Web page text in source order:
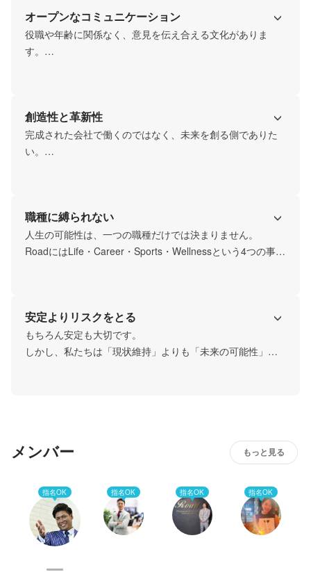
オープンなコミュニケーション
役職や年齢に関係なく、意見を伝え合える文化がありま
す。
きる環境です。
創造性と革新性
完成された会社で働くのではなく、未来を創る側でありた
い。
職種に縛られない
人生の可能性は、一つの職種だけでは決まりません。
RoadにはLife・Career・Sports・Wellnessという4つの事業
す。
安定よりリスクをとる
もちろん安定も大切です。
しかし、私たちは「現状維持」よりも「未来の可能性」を
メンバー もっと見る
指名OK 指名OK 指名OK 指名OK